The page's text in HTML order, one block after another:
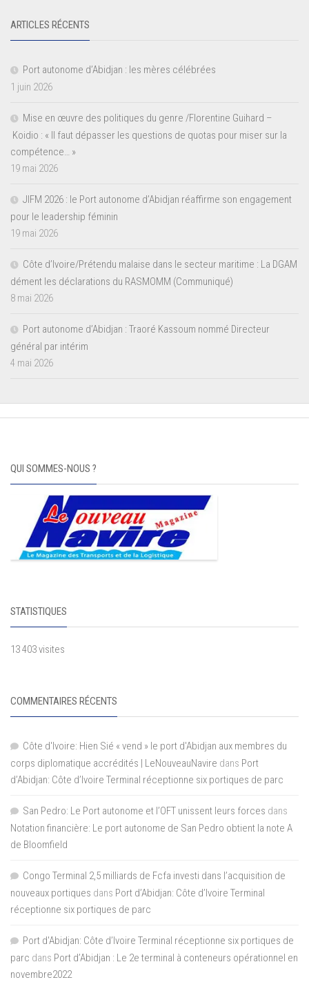
ARTICLES RÉCENTS
Port autonome d’Abidjan : les mères célébrées
1 juin 2026
Mise en œuvre des politiques du genre /Florentine Guihard –
Koidio : « Il faut dépasser les questions de quotas pour miser sur la
compétence… »
19 mai 2026
JIFM 2026 : le Port autonome d’Abidjan réaffirme son engagement
pour le leadership féminin
19 mai 2026
Côte d’Ivoire/Prétendu malaise dans le secteur maritime : La DGAM
dément les déclarations du RASMOMM (Communiqué)
8 mai 2026
Port autonome d’Abidjan : Traoré Kassoum nommé Directeur
général par intérim
4 mai 2026
QUI SOMMES-NOUS ?
STATISTIQUES
13 403 visites
COMMENTAIRES RÉCENTS
Côte d'Ivoire: Hien Sié « vend » le port d'Abidjan aux membres du
corps diplomatique accrédités | LeNouveauNavire dans Port
d’Abidjan: Côte d’Ivoire Terminal réceptionne six portiques de parc
San Pedro: Le Port autonome et l’OFT unissent leurs forces dans
Notation financière: Le port autonome de San Pedro obtient la note A
de Bloomfield
Congo Terminal 2,5 milliards de Fcfa investi dans l’acquisition de
nouveaux portiques dans Port d’Abidjan: Côte d’Ivoire Terminal
réceptionne six portiques de parc
Port d'Abidjan: Côte d’Ivoire Terminal réceptionne six portiques de
parc dans Port d’Abidjan : Le 2e terminal à conteneurs opérationnel en
novembre2022